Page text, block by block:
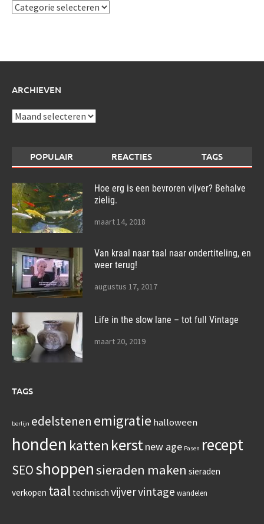
Ik
ARCHIEVEN
Archieven
POPULAIR REACTIES TAGS
Hoe erg is een bevroren vijver? Behalve
zielig.
maart 14, 2018
Van kraal naar taal naar ondertiteling, en
weer terug!
augustus 17, 2017
Life in the slow lane – tot full Vintage
maart 20, 2019
TAGS
berlijn edelstenen emigratie halloween
honden katten kerstnew age Pasen recept
SEOshoppensieraden maken sieraden
verkopen taal technisch vijvervintage wandelen